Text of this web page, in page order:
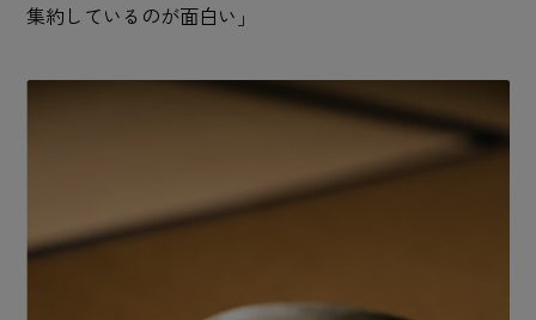
集約しているのが面白い」